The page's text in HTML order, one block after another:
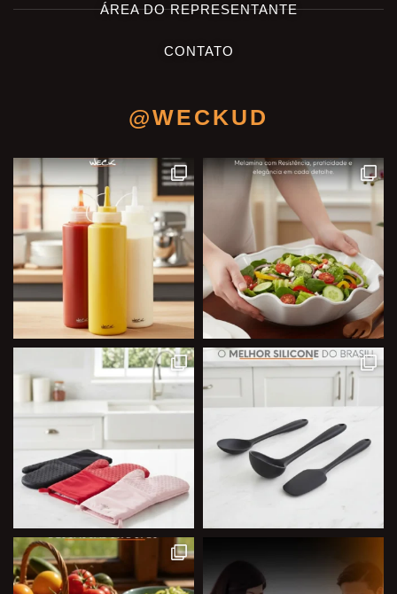
ÁREA DO REPRESENTANTE
CONTATO
@WECKUD